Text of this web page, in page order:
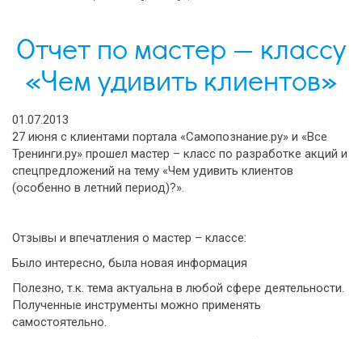
Отчет по мастер — классу
«Чем удивить клиентов»
01.07.2013
27 июня с клиентами портала «Самопознание.ру» и «Все
Тренинги.ру» прошел мастер – класс по разработке акций и
спецпредложений на тему «Чем удивить клиентов
(особенно в летний период)?».
Отзывы и впечатления о мастер – классе:
Было интересно, была новая информация
Полезно, т.к. тема актуальна в любой сфере деятельности.
Полученные инструменты можно применять
самостоятельно.